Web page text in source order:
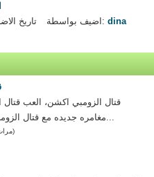
اضيف بواسطة:dina
قتال الزومبي اكشن، العب قتال
G6mes ! مغامره جديده مع قتال الزومبي...
(مرات اللعب: 4 213)